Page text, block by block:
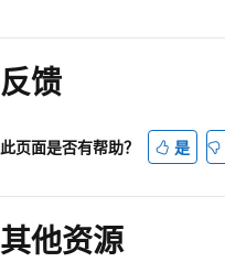
阅
读
模
已
用
反馈
此页面是否有帮助？ 是
其他资源